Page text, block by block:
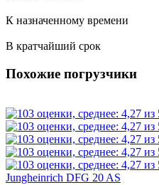
К назначенному времени
В кратчайший срок
Похожие погрузчики
Jungheinrich DFG 20 AS